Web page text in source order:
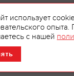
использует
с нашей